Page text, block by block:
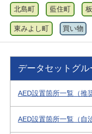
北島町 藍住町
東みよし町 買い物
データセットグル
AED設置箇所一覧（推
AED設置箇所一覧（自